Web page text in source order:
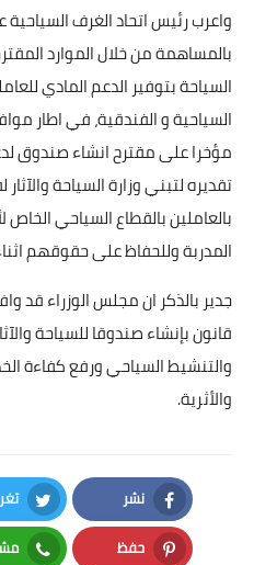
واعرب رئيس اتحاد الغرف
بالمساهمة من خلال الموارد
السياحة بتوفير الدعم المادي
السياحية و الفندقية، في اطار
مؤخرا على مقترح انشاء صندوق
تقديره لتبني وزارة السياحة
بالعاملين بالقطاع السياحي الخاص
المدربة وللحفاظ على حقوقهم
جدير بالذكر ان مجلس الوزراء
قانون بإنشاء صندوقا للسياحة
والتنشيط السياحي ورفع كفاءة
والأثرية.
نشر
Facebook
حفظ